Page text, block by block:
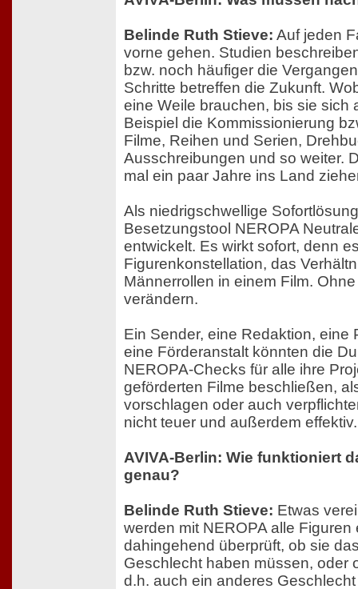
Belinde Ruth Stieve: Auf jeden
vorne gehen. Studien
bzw. noch häufiger die
Schritte betreffen die Zukunft.
eine Weile brauchen, bis sie sich
Beispiel die Kommissionierung
Filme, Reihen und Serien,
Ausschreibungen und so weiter.
mal ein paar Jahre ins Land
Als niedrigschwellige
Besetzungstool NEROPA
entwickelt. Es wirkt sofort, denn
Figurenkonstellation, das
Männerrollen in einem Film.
verändern.
Ein Sender, eine Redaktion, eine
eine Förderanstalt könnten die
NEROPA-Checks für alle ihre
geförderten Filme beschließen,
vorschlagen oder auch
nicht teuer und außerdem effektiv.
AVIVA-Berlin: Wie funktioniert
genau?
Belinde Ruth Stieve: Etwas
werden mit NEROPA alle
dahingehend überprüft, ob sie
Geschlecht haben müssen, oder
d.h. auch ein anderes